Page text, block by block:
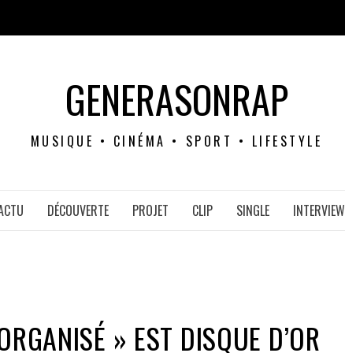
GENERASONRAP
MUSIQUE • CINÉMA • SPORT • LIFESTYLE
DÉCOUVERTE PROJET CLIP SINGLE INTERVIEW
» EST DISQUE D’OR